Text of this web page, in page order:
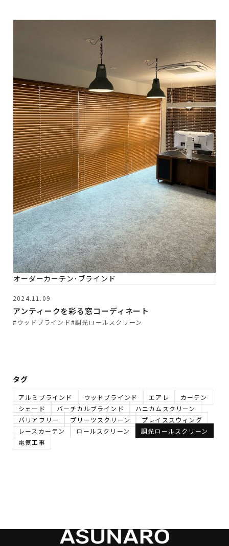
オーダーカーテン･ブラインド
2024.11.09
アンティークを彩る窓コーディネート
#ウッドブラインド#調光ロールスクリーン
タグ
アルミブラインド ウッドブラインド エアレ
カーテン
シェード
バーチカルブラインド
ハニカムスクリーン
バリアフリー
プリーツスクリーン
プレイススウィング
レースカーテン
ロールスクリーン
調光ロールスクリーン
電気工事